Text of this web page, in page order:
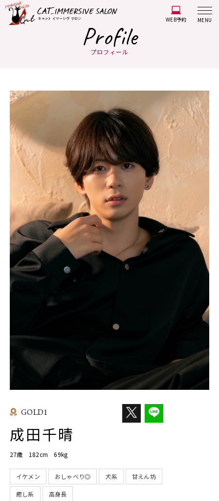
WEB予約 MENU
Profile
プロフィール
GOLD1
成田千晴
27歳 182cm 69kg
イケメン おしゃべり◎ 犬系 甘えん坊
癒し系 高身長